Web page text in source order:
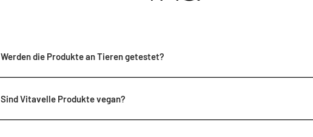
Werden die Produkte an Tieren getestet?
Sind Vitavelle Produkte vegan?